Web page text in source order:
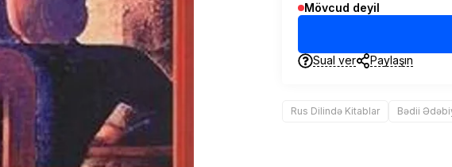
Mövcud deyil
Sual ver Paylaşın
Rus Dilində Kitablar Bədii